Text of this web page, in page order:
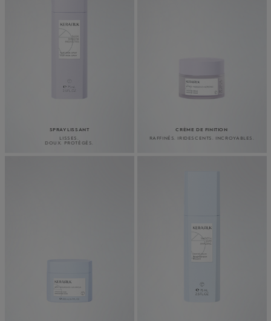
SPRAY LISSANT
LISSES.
DOUX. PROTÉGÉS.
CRÈME DE FINITION
RAFFINÉS. IRIDESCENTS. INCROYABLES.